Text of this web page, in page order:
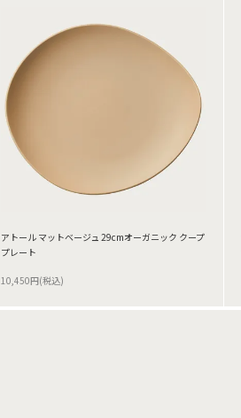
アトール マットベージュ 29cmオーガニック クープ
プレート
10,450円(税込)